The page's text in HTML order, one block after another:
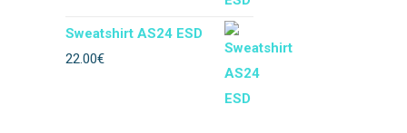
Impermeável
Sweatshirt AS24 ESD
22.00€